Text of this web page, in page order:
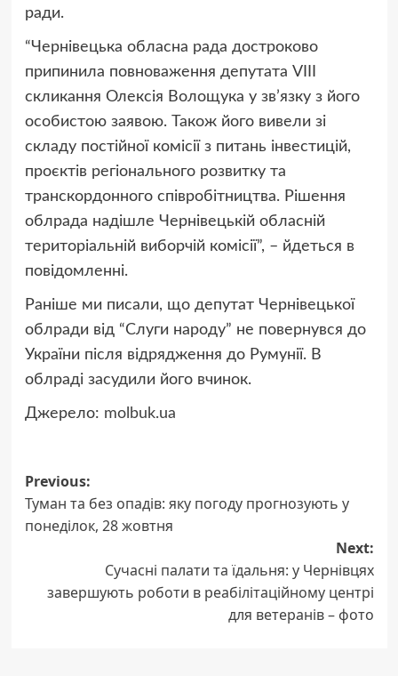
ради.
“Чернівецька обласна рада достроково
припинила повноваження депутата VIII
скликання Олексія Волощука у зв’язку з його
особистою заявою. Також його вивели зі
складу постійної комісії з питань інвестицій,
проєктів регіонального розвитку та
транскордонного співробітництва. Рішення
облрада надішле Чернівецькій обласній
територіальній виборчій комісії”, – йдеться в
повідомленні.
Раніше ми писали, що депутат Чернівецької
облради від “Слуги народу” не повернувся до
України після відрядження до Румунії. В
облраді засудили його вчинок.
Джерело: molbuk.ua
Post
navigation
Previous:
Туман та без опадів: яку погоду прогнозують у
понеділок, 28 жовтня
Next:
Сучасні палати та їдальня: у Чернівцях
завершують роботи в реабілітаційному центрі
для ветеранів – фото